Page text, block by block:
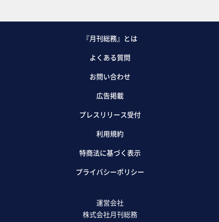
『月刊総務』とは
よくある質問
お問い合わせ
広告掲載
プレスリリース受付
利用規約
特商法に基づく表示
プライバシーポリシー
運営会社
株式会社月刊総務